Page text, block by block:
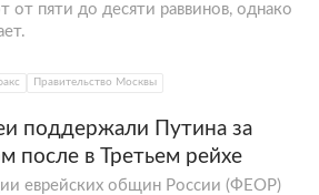
от пяти до десяти раввинов, однако
Правительство Москвы
поддержали Путина за
после в Третьем рейхе
еврейских общин России (ФЕОР)